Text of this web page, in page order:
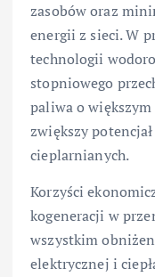
zasobów oraz
energii z sieci. W
technologii
stopniowego
paliwa o
zwiększy
cieplarnianych.
Korzyści
kogeneracji w
wszystkim
elektrycznej i